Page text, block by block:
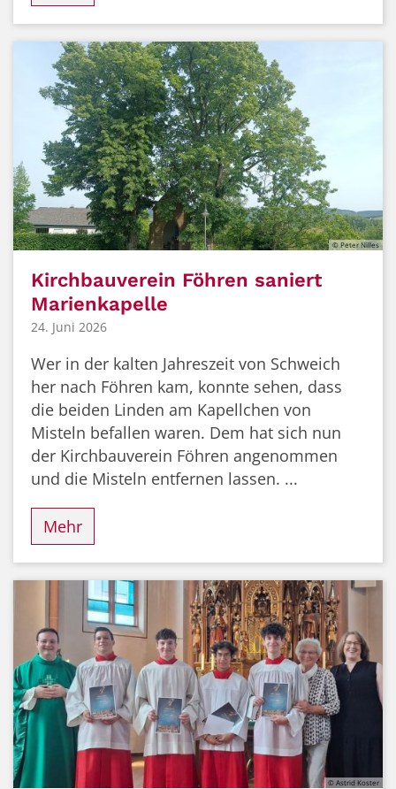
© Peter Nilles
Kirchbauverein Föhren saniert
Marienkapelle
24. Juni 2026
Wer in der kalten Jahreszeit von Schweich
her nach Föhren kam, konnte sehen, dass
die beiden Linden am Kapellchen von
Misteln befallen waren. Dem hat sich nun
der Kirchbauverein Föhren angenommen
und die Misteln entfernen lassen. ...
Mehr
© Astrid Koster